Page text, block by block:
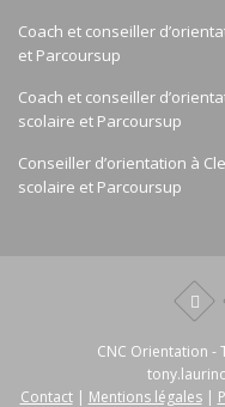
Coach et conseiller
et Parcoursup
Coach et conseiller
scolaire et Parcoursup
Conseiller d’orientation à
scolaire et Parcoursup
CNC Orientation -
Contact| Mentions légales|